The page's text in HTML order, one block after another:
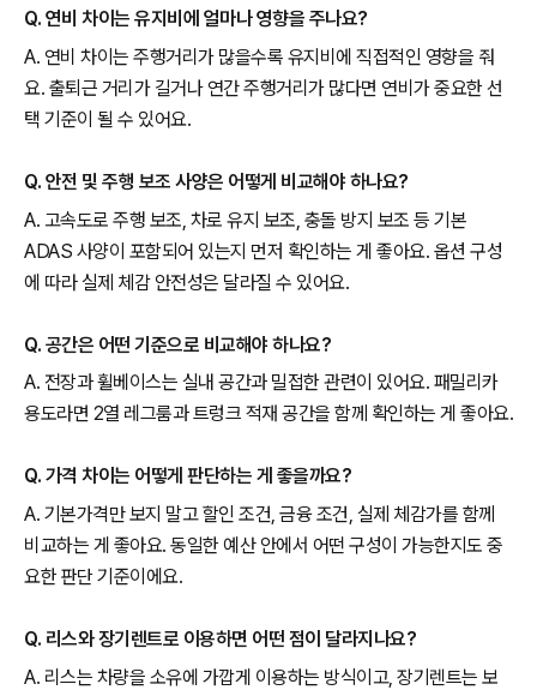
Q. 연비 차이는 유지비에 얼마나 영향을 주나요?
A. 연비 차이는 주행거리가 많을수록 유지비에 직접적인 영향을 줘
요. 출퇴근 거리가 길거나 연간 주행거리가 많다면 연비가 중요한 선
택 기준이 될 수 있어요.
Q. 안전 및 주행 보조 사양은 어떻게 비교해야 하나요?
A. 고속도로 주행 보조, 차로 유지 보조, 충돌 방지 보조 등 기본
ADAS 사양이 포함되어 있는지 먼저 확인하는 게 좋아요. 옵션 구성
에 따라 실제 체감 안전성은 달라질 수 있어요.
Q. 공간은 어떤 기준으로 비교해야 하나요?
A. 전장과 휠베이스는 실내 공간과 밀접한 관련이 있어요. 패밀리카
용도라면 2열 레그룸과 트렁크 적재 공간을 함께 확인하는 게 좋아요.
Q. 가격 차이는 어떻게 판단하는 게 좋을까요?
A. 기본가격만 보지 말고 할인 조건, 금융 조건, 실제 체감가를 함께
비교하는 게 좋아요. 동일한 예산 안에서 어떤 구성이 가능한지도 중
요한 판단 기준이에요.
Q. 리스와 장기렌트로 이용하면 어떤 점이 달라지나요?
A. 리스는 차량을 소유에 가깝게 이용하는 방식이고, 장기렌트는 보